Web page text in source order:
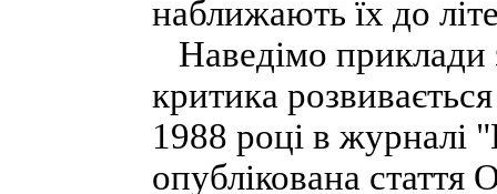
наближають їх до
Наведімо приклади
критика
1988 році в
опублікована